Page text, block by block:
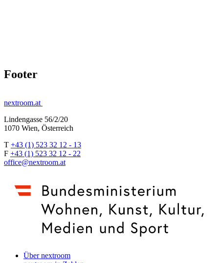
Footer
nextroom.at
Lindengasse 56/2/20
1070 Wien, Österreich
T +43 (1) 523 32 12 - 13
F +43 (1) 523 32 12 - 22
office@nextroom.at
Über nextroom